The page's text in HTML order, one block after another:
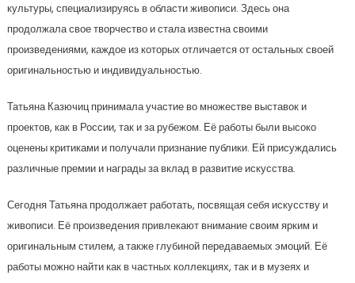
культуры, специализируясь в области живописи. Здесь она
продолжала свое творчество и стала известна своими
произведениями, каждое из которых отличается от остальных своей
оригинальностью и индивидуальностью.
Татьяна Казючиц принимала участие во множестве выставок и
проектов, как в России, так и за рубежом. Её работы были высоко
оценены критиками и получали признание публики. Ей присуждались
различные премии и награды за вклад в развитие искусства.
Сегодня Татьяна продолжает работать, посвящая себя искусству и
живописи. Её произведения привлекают внимание своим ярким и
оригинальным стилем, а также глубиной передаваемых эмоций. Её
работы можно найти как в частных коллекциях, так и в музеях и